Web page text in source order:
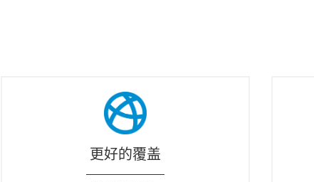
更好的覆盖